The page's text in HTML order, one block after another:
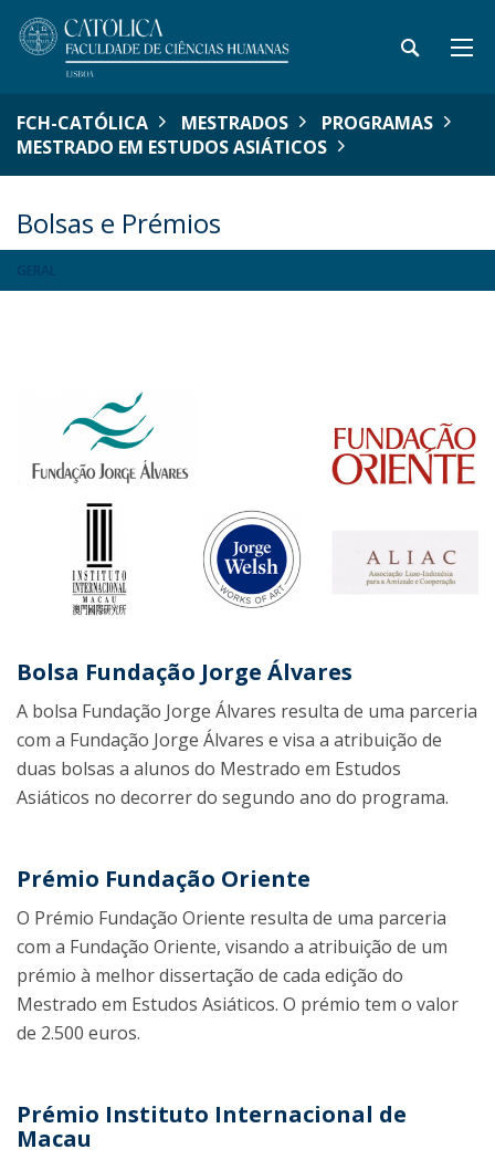
FCH-CATÓLICA MESTRADOS
PROGRAMAS
MESTRADO EM ESTUDOS ASIÁTICOS
Bolsas e Prémios
Bolsa Fundação Jorge Álvares
A bolsa Fundação Jorge Álvares resulta de uma parceria
com a Fundação Jorge Álvares e visa a atribuição de
duas bolsas a alunos do Mestrado em Estudos
Asiáticos no decorrer do segundo ano do programa.
Prémio Fundação Oriente
O Prémio Fundação Oriente resulta de uma parceria
com a Fundação Oriente, visando a atribuição de um
prémio à melhor dissertação de cada edição do
Mestrado em Estudos Asiáticos. O prémio tem o valor
de 2.500 euros.
Prémio Instituto Internacional de
Macau